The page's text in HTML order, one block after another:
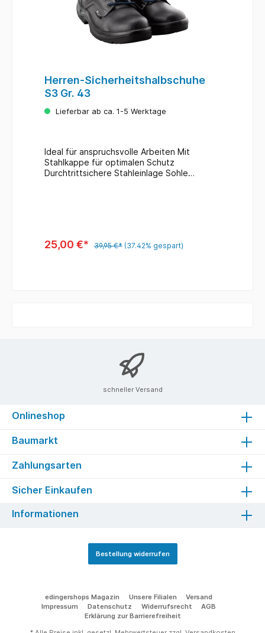
Herren-Sicherheitshalbschuhe
S3 Gr. 43
Lieferbar ab ca. 1-5 Werktage
Ideal für anspruchsvolle Arbeiten Mit
Stahlkappe für optimalen Schutz
Durchtrittsichere Stahleinlage Sohle
25,00 €* 39,95 €* (37.42% gespart)
schneller Versand
Onlineshop
Baumarkt
Zahlungsarten
Sicher Einkaufen
Informationen
Bestellung widerrufen
edingershops Magazin Unsere Filialen
Versand
Impressum
Datenschutz Widerrufsrecht
AGB
Erklärung zur Barrierefreiheit